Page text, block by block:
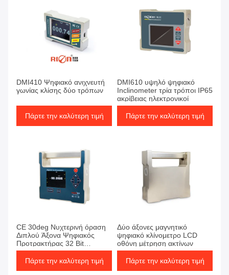
DMI410 Ψηφιακό ανιχνευτή
γωνίας κλίσης δύο τρόπων
Πάρτε την καλύτερη τιμή
DMI610 υψηλό ψηφιακό
Inclinometer τρία τρόποι IP65
ακρίβειας ηλεκτρονικοί
Πάρτε την καλύτερη τιμή
CE 30deg Νυχτερινή όραση
Διπλού Άξονα Ψηφιακός
Προτρακτήρας 32 Bit
Μικροεπεξεργαστής υψηλής
ακρίβειας
Πάρτε την καλύτερη τιμή
Δύο άξονες μαγνητικό
ψηφιακό κλίνομετρο LCD
οθόνη μέτρηση ακτίνων
Πάρτε την καλύτερη τιμή